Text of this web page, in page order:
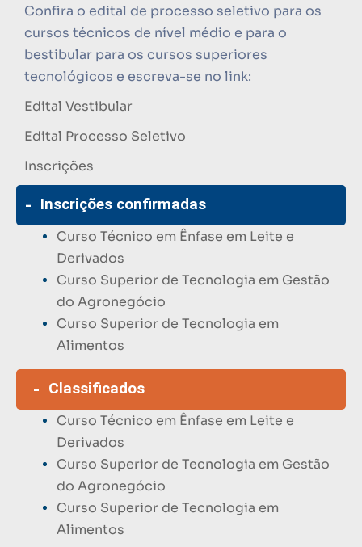
Confira o edital de processo seletivo para os
cursos técnicos de nível médio e para o
bestibular para os cursos superiores
tecnológicos e escreva-se no link:
Edital Vestibular
Edital Processo Seletivo
Inscrições
Inscrições confirmadas
Curso Técnico em Ênfase em Leite e
Derivados
Curso Superior de Tecnologia em Gestão
do Agronegócio
Curso Superior de Tecnologia em
Alimentos
Classificados
Curso Técnico em Ênfase em Leite e
Derivados
Curso Superior de Tecnologia em Gestão
do Agronegócio
Curso Superior de Tecnologia em
Alimentos